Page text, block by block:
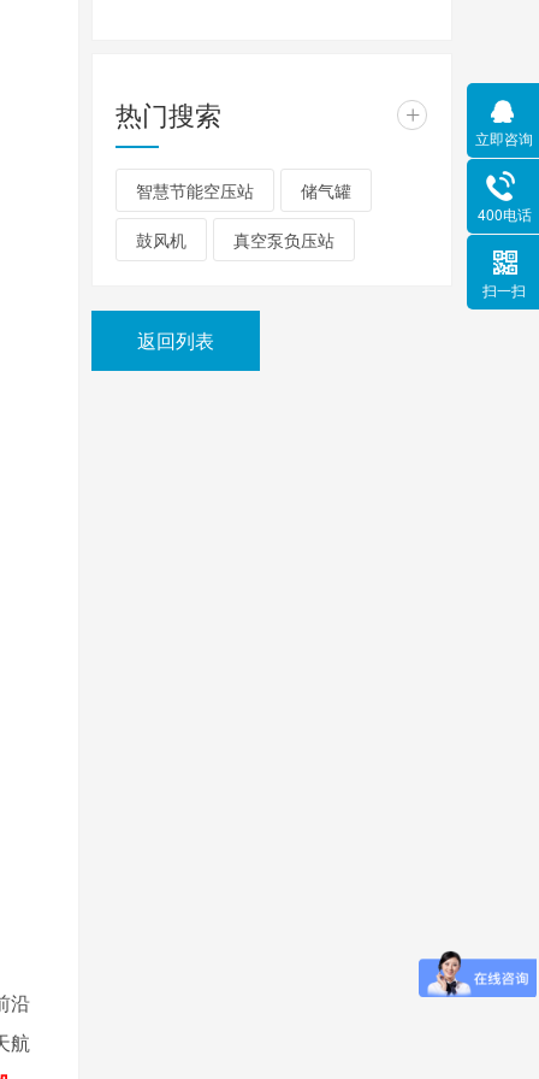
沿
航
热门搜索 +
智慧节能空压站 储气罐
鼓风机 真空泵负压站
返回列表
立即咨询
400电话
扫一扫